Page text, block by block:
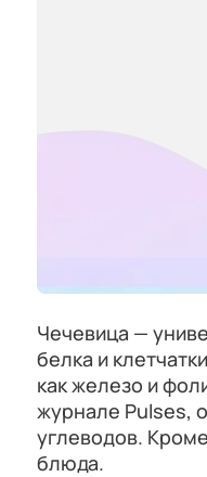
Чечевица —
белка и
как железо и
журнале Pulses,
углеводов.
блюда.